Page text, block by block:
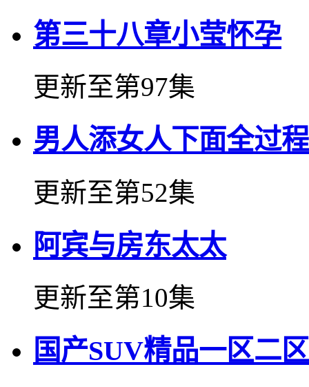
第三十八章小莹怀孕
更新至第97集
男人添女人下面全过
更新至第52集
阿宾与房东太太
更新至第10集
国产SUV精品一区二